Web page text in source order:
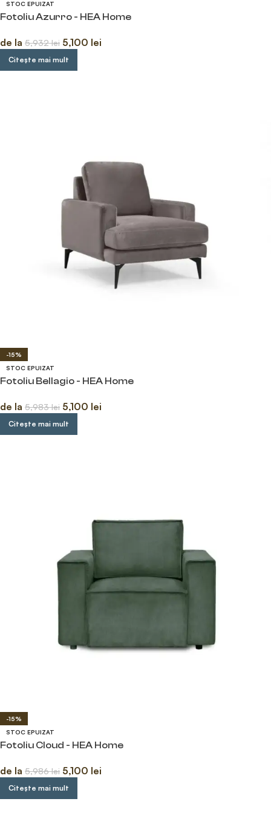
STOC EPUIZAT
Fotoliu Azurro - HEA Home
de la 5,932lei 5,100 lei
Citește mai mult
-15%
STOC EPUIZAT
Fotoliu Bellagio - HEA Home
de la 5,983lei 5,100 lei
Citește mai mult
-15%
STOC EPUIZAT
Fotoliu Cloud - HEA Home
de la 5,986lei 5,100 lei
Citește mai mult